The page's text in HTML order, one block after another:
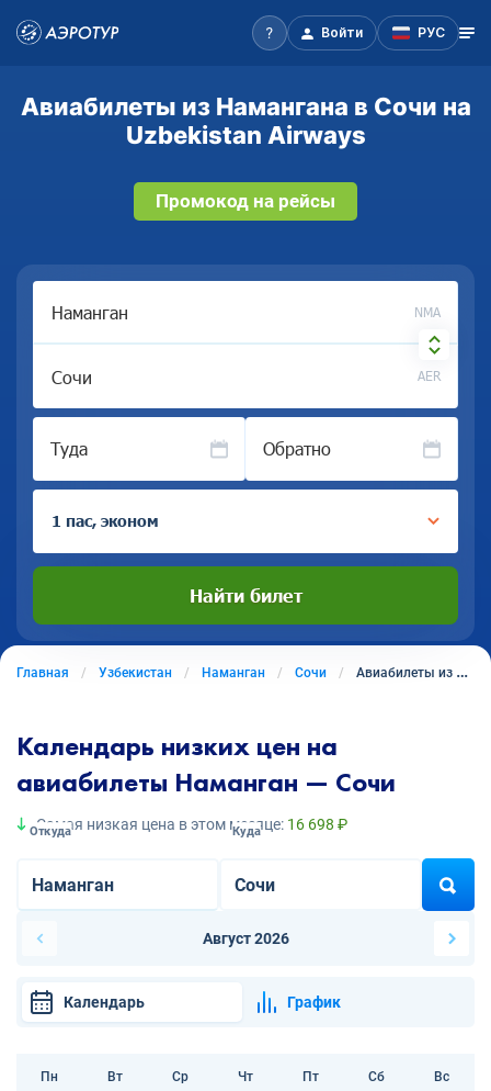
Войти РУС
Авиабилеты из Намангана в Сочи на
Uzbekistan Airways
Промокод на рейсы
NMA
AER
Туда Обратно
1 пас, эконом
Найти билет
Главная Узбекистан Наманган Сочи Авиабилеты из Намангана в Сочи
Календарь низких цен на
авиабилеты Наманган — Сочи
Самая низкая цена в этом месяце: 16 698 ₽
Откуда Куда
Август 2026
Календарь График
Пн Вт Ср Чт Пт Сб Вс